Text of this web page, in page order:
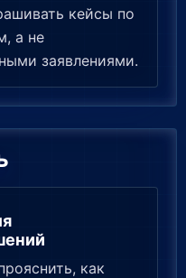
кейсы по
а не
заявлениями.
как